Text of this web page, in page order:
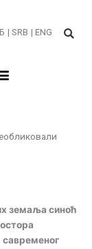
| SRB | ENG
земаља синоћ
савременог